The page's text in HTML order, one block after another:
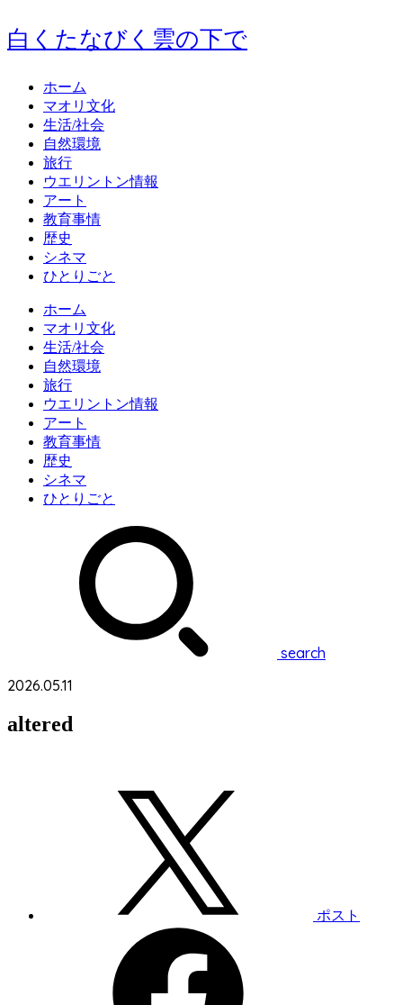
白くたなびく雲の下で
ホーム
マオリ文化
生活/社会
自然環境
旅行
ウエリントン情報
アート
教育事情
歴史
シネマ
ひとりごと
ホーム
マオリ文化
生活/社会
自然環境
旅行
ウエリントン情報
アート
教育事情
歴史
シネマ
ひとりごと
search
2026.05.11
altered
ポスト